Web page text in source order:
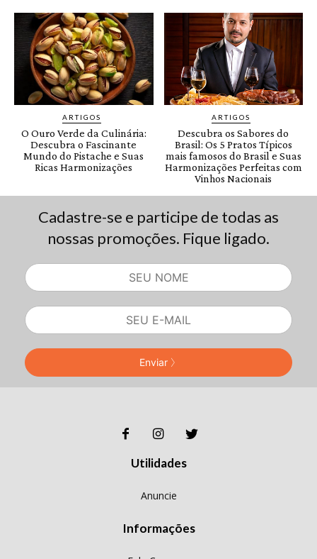
Cadastre-se e participe de todas as
nossas promoções. Fique ligado.
Enviar
Utilidades
Anuncie
Informações